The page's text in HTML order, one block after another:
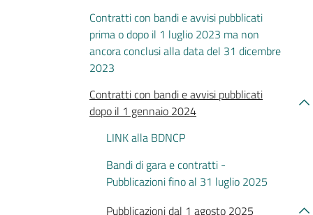
Contratti con bandi e avvisi pubblicati
prima o dopo il 1 luglio 2023 ma non
ancora conclusi alla data del 31 dicembre
2023
Contratti con bandi e avvisi pubblicati
dopo il 1 gennaio 2024
LINK alla BDNCP
Bandi di gara e contratti -
Pubblicazioni fino al 31 luglio 2025
Pubblicazioni dal 1 agosto 2025